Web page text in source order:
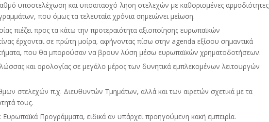
υποστελέχωση και υποαπασχό-ληση στελεχών με καθορισμένες αρμοδιότητες
που όμως τα τελευταία χρόνια σημειώνει μείωση.
πιέζει προς τα κάτω την προτεραιότητα αξιοποίησης ευρωπαϊκών
έρχονται σε πρώτη μοίρα, αφήνοντας πίσω στην agenda εξίσου σημαντικά
που θα μπορούσαν να βρουν λύση μέσω ευρωπαϊκών χρηματοδοτήσεων.
και ορολογίας σε μεγάλο μέρος των δυνητικά εμπλεκομένων λειτουργών
στελεχών π.χ. Διευθυντών Τμημάτων, αλλά και των αιρετών σχετικά με τα
τους.
Προγράμματα, ειδικά αν υπάρχει προηγούμενη κακή εμπειρία.